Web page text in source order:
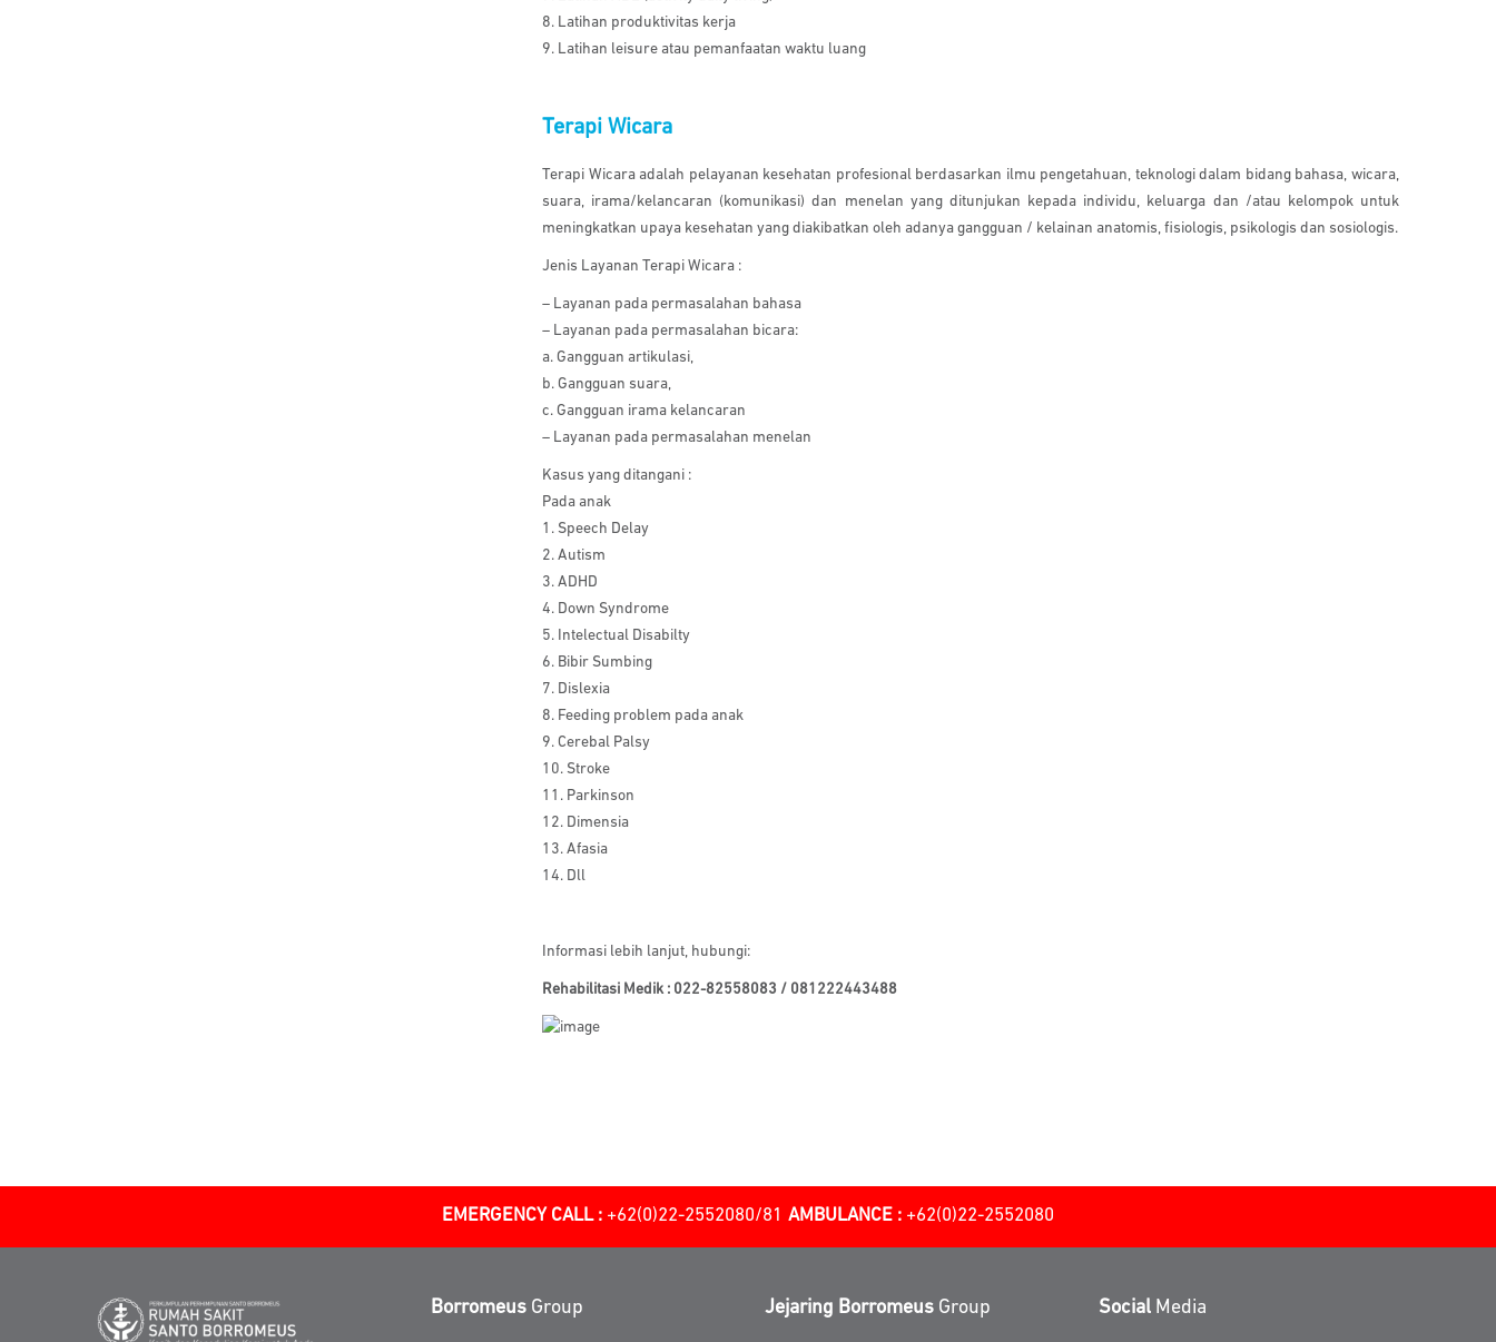
8. Latihan produktivitas kerja
9. Latihan leisure atau pemanfaatan waktu luang
Terapi Wicara
Terapi Wicara adalah pelayanan kesehatan profesional berdasarkan ilmu pengetahuan, teknologi dalam bidang bahasa, wicara,
suara, irama/kelancaran (komunikasi) dan menelan yang ditunjukan kepada individu, keluarga dan /atau kelompok untuk
meningkatkan upaya kesehatan yang diakibatkan oleh adanya gangguan / kelainan anatomis, fisiologis, psikologis dan sosiologis.
Jenis Layanan Terapi Wicara :
– Layanan pada permasalahan bahasa
– Layanan pada permasalahan bicara:
a. Gangguan artikulasi,
b. Gangguan suara,
c. Gangguan irama kelancaran
– Layanan pada permasalahan menelan
Kasus yang ditangani :
Pada anak
1. Speech Delay
2. Autism
3. ADHD
4. Down Syndrome
5. Intelectual Disabilty
6. Bibir Sumbing
7. Dislexia
8. Feeding problem pada anak
9. Cerebal Palsy
10. Stroke
11. Parkinson
12. Dimensia
13. Afasia
14. Dll
Informasi lebih lanjut, hubungi:
Rehabilitasi Medik : 022-82558083 / 081222443488
EMERGENCY CALL : +62(0)22-2552080/81 AMBULANCE : +62(0)22-2552080
Borromeus Group Jejaring Borromeus Group Social Media